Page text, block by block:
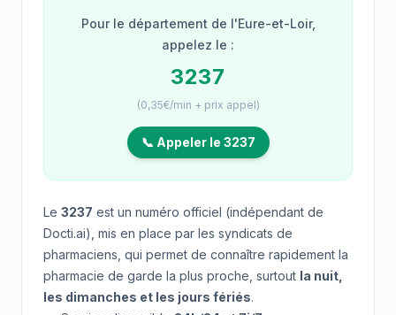
Pour le département de l'Eure-et-Loir,
appelez le :
3237
(0,35€/min + prix appel)
📞 Appeler le 3237
Le 3237 est un numéro officiel (indépendant de
Docti.ai), mis en place par les syndicats de
pharmaciens, qui permet de connaître rapidement la
pharmacie de garde la plus proche, surtout la nuit,
les dimanches et les jours fériés.